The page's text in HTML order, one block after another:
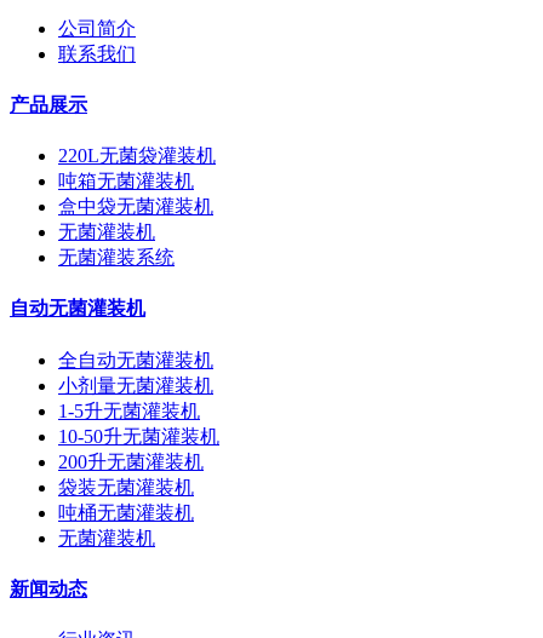
公司简介
联系我们
产品展示
220L无菌袋灌装机
吨箱无菌灌装机
盒中袋无菌灌装机
无菌灌装机
无菌灌装系统
自动无菌灌装机
全自动无菌灌装机
小剂量无菌灌装机
1-5升无菌灌装机
10-50升无菌灌装机
200升无菌灌装机
袋装无菌灌装机
吨桶无菌灌装机
无菌灌装机
新闻动态